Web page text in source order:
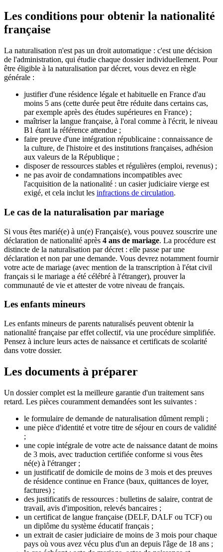
Les conditions pour obtenir la nationalité
française
La naturalisation n'est pas un droit automatique : c'est une décision
de l'administration, qui étudie chaque dossier individuellement. Pour
être éligible à la naturalisation par décret, vous devez en règle
générale :
justifier d'une résidence légale et habituelle en France d'au
moins 5 ans (cette durée peut être réduite dans certains cas,
par exemple après des études supérieures en France) ;
maîtriser la langue française, à l'oral comme à l'écrit, le niveau
B1 étant la référence attendue ;
faire preuve d'une intégration républicaine : connaissance de
la culture, de l'histoire et des institutions françaises, adhésion
aux valeurs de la République ;
disposer de ressources stables et régulières (emploi, revenus) ;
ne pas avoir de condamnations incompatibles avec
l'acquisition de la nationalité : un casier judiciaire vierge est
exigé, et cela inclut les infractions de circulation.
Le cas de la naturalisation par mariage
Si vous êtes marié(e) à un(e) Français(e), vous pouvez souscrire une
déclaration de nationalité après 4 ans de mariage. La procédure est
distincte de la naturalisation par décret : elle passe par une
déclaration et non par une demande. Vous devrez notamment fournir
votre acte de mariage (avec mention de la transcription à l'état civil
français si le mariage a été célébré à l'étranger), prouver la
communauté de vie et attester de votre niveau de français.
Les enfants mineurs
Les enfants mineurs de parents naturalisés peuvent obtenir la
nationalité française par effet collectif, via une procédure simplifiée.
Pensez à inclure leurs actes de naissance et certificats de scolarité
dans votre dossier.
Les documents à préparer
Un dossier complet est la meilleure garantie d'un traitement sans
retard. Les pièces couramment demandées sont les suivantes :
le formulaire de demande de naturalisation dûment rempli ;
une pièce d'identité et votre titre de séjour en cours de validité
;
une copie intégrale de votre acte de naissance datant de moins
de 3 mois, avec traduction certifiée conforme si vous êtes
né(e) à l'étranger ;
un justificatif de domicile de moins de 3 mois et des preuves
de résidence continue en France (baux, quittances de loyer,
factures) ;
des justificatifs de ressources : bulletins de salaire, contrat de
travail, avis d'imposition, relevés bancaires ;
un certificat de langue française (DELF, DALF ou TCF) ou
un diplôme du système éducatif français ;
un extrait de casier judiciaire de moins de 3 mois pour chaque
pays où vous avez vécu plus d'un an depuis l'âge de 18 ans ;